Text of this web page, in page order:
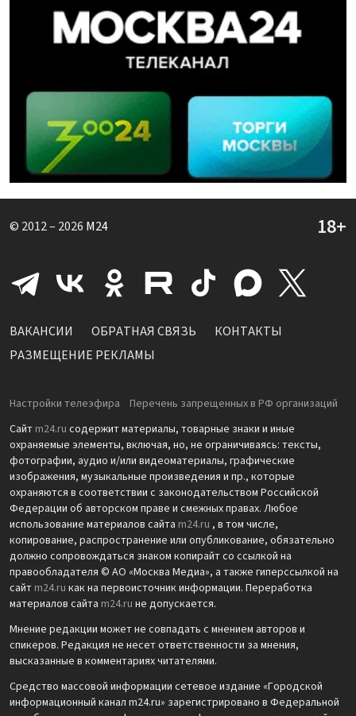
© 2012 – 2026 M24
ВАКАНСИИ ОБРАТНАЯ СВЯЗЬ
КОНТАКТЫ
РАЗМЕЩЕНИЕ РЕКЛАМЫ
Настройки телеэфира
Перечень запрещенных в РФ организаций
Сайт m24.ru содержит материалы, товарные знаки и иные
охраняемые элементы, включая, но, не ограничиваясь: тексты,
фотографии, аудио и/или видеоматериалы, графические
изображения, музыкальные произведения и пр., которые
охраняются в соответствии с законодательством Российской
Федерации об авторском праве и смежных правах. Любое
использование материалов сайта m24.ru , в том числе,
копирование, распространение или опубликование, обязательно
должно сопровождаться знаком копирайт со ссылкой на
правообладателя © АО «Москва Медиа», а также гиперссылкой на
сайт m24.ru как на первоисточник информации. Переработка
материалов сайта m24.ru не допускается.
Мнение редакции может не совпадать с мнением авторов и
спикеров. Редакция не несет ответственности за мнения,
высказанные в комментариях читателями.
Средство массовой информации сетевое издание «Городской
информационный канал m24.ru» зарегистрировано в Федеральной